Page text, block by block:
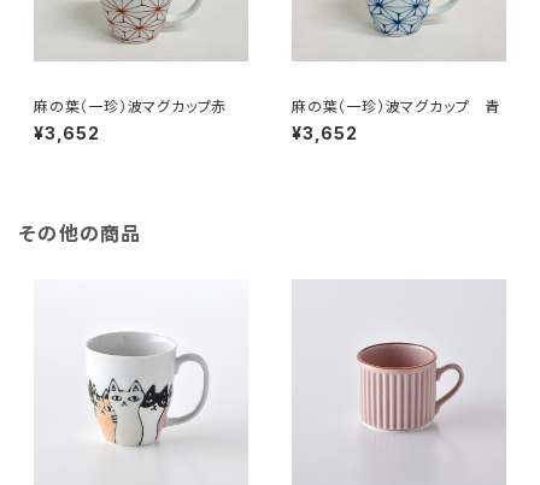
麻の葉（一珍）波マグカップ赤
¥3,652
麻の葉（一珍）波マグカップ 青
¥3,652
その他の商品